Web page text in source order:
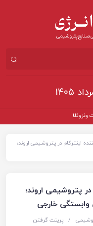
اینترکام در پتروشیمی اروند؛
پتروشیمی اروند؛
وابستگی خارجی
/ پرینت گرفتن